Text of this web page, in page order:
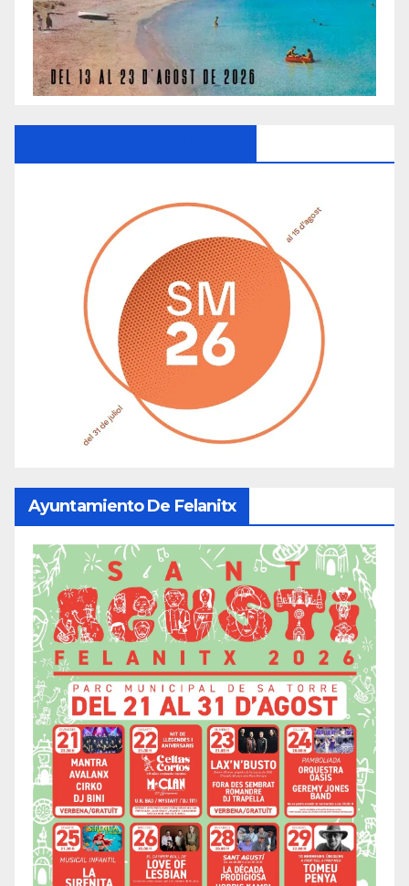
Ayuntamiento De Felanitx